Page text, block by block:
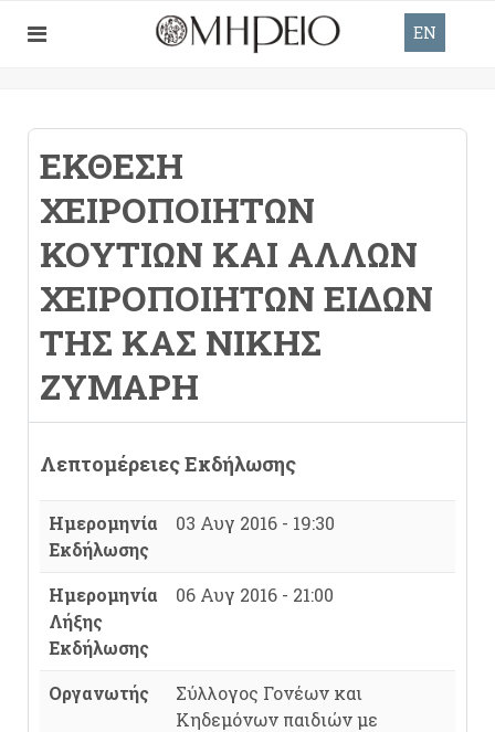
EN
ΈΚΘΕΣΗ
ΧΕΙΡΟΠΟΊΗΤΩΝ
ΚΟΥΤΙΏΝ ΚΑΙ ΆΛΛΩΝ
ΧΕΙΡΟΠΟΊΗΤΩΝ ΕΙΔΏΝ
ΤΗΣ ΚΑΣ ΝΊΚΗΣ
ΖΎΜΑΡΗ
Λεπτομέρειες Εκδήλωσης
Ημερομηνία
Εκδήλωσης
03 Αυγ 2016 - 19:30
Ημερομηνία
Λήξης
Εκδήλωσης
06 Αυγ 2016 - 21:00
Οργανωτής
Σύλλογος Γονέων και
Κηδεμόνων παιδιών με